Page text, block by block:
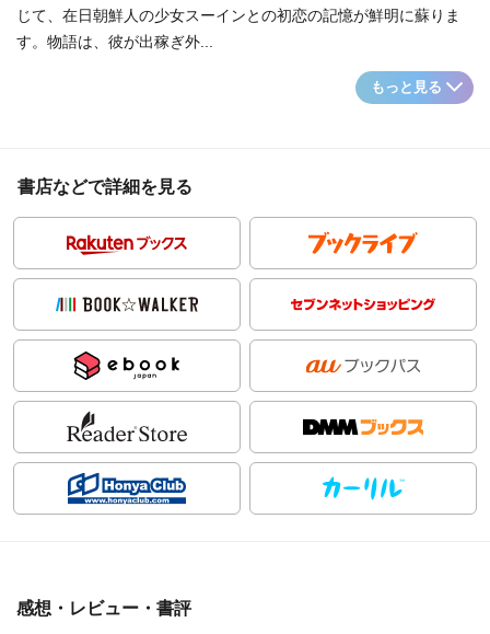
じて、在日朝鮮人の少女スーインとの初恋の記憶が鮮明に蘇りま
す。物語は、彼が出稼ぎ外...
もっと見る
書店などで詳細を見る
感想・レビュー・書評